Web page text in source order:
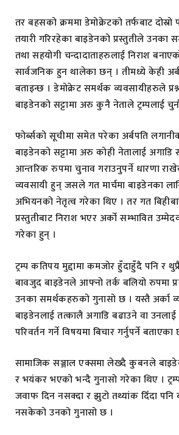
तर बहसको क्रममा डेमोक्रेटको तर्फबाट दोस्रो
तयारी गरिरहेका बाइडेनको प्रस्तुतीले
तथा सहयोगी चन्दादाताहरुलाई निराश बनाएको
सार्वजनिक हुन थालेका छन् । तीमध्ये केही
बताइन्छ । डेमोक्रेट समर्थक व्यवसायीहरुले
बाइडेनको सट्टामा अरु कुनै नेताले ट्रम्पलाई
फोर्ब्सको सूचीमा समेत परेका अर्बपति
बाइडेनको सट्टामा अरु कोही नेतालाई
आन्तरिक रुपमा चुनाव गराउनुपर्ने धारणा
व्यवसायी हुन् जसले गत मार्चमा बाइडेनका
अभियनको नेतृत्व गरेका थिए । तर गत
प्रस्तुतीबाट निराश भएर अर्को सम्भावित
गरेका हुन् ।
ट्रम्प कतिपय मुद्दामा कमजोर हुँदाहुँदै पनि र
बावजुद बाइडेनले आफ्नो तर्क बलियो रुपमा
उनका समर्थकहरुको गुनासो छ । यस्तै अर्का
बाइडेनलाई तत्कालै अगाडि बढाउने वा
परिवर्तन गर्ने विषयमा बिचार गर्नुपर्ने
सामाजिक सञ्जाल एक्समा लेख्दै कुबनले
र भयंकर भएको भन्दै गुनासो गरेका थिए ।
जवाफ दिन नसक्दा र झुटो तथ्यांक दिँदा पनि
नसकेको उनको गुनासो छ ।